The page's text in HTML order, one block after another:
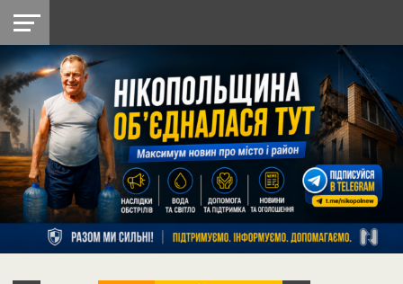
НІКОПОЛЬ
РАЙОН
СІЧЕСЛАВСЬКА
УКРАЇНА
РЕТРО
НІКОПОЛЬ
ЛАЙТ
УКРАЇНА
ДОПОМОГА
РАДІО